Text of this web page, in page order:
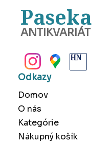
Paseka
ANTIKVARIÁT
Odkazy
Domov
O nás
Kategórie
Nákupný košík